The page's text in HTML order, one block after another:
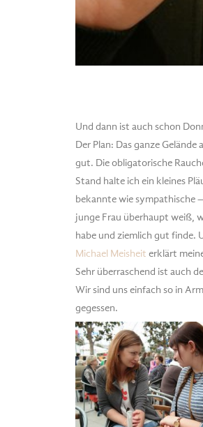
Und dann ist auch schon
Der Plan: Das ganze
gut. Die obligatorische
Stand halte ich ein kleines
bekannte wie sympathische
junge Frau überhaupt weiß,
habe und ziemlich gut finde.
Michael Meisheit erklärt
Sehr überraschend ist auch
Wir sind uns einfach so in
gegessen.